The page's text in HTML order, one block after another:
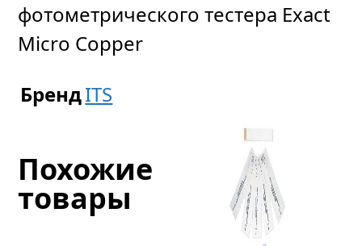
фотометрического тестера Exact
Micro Copper
БрендITS
Похожие
товары